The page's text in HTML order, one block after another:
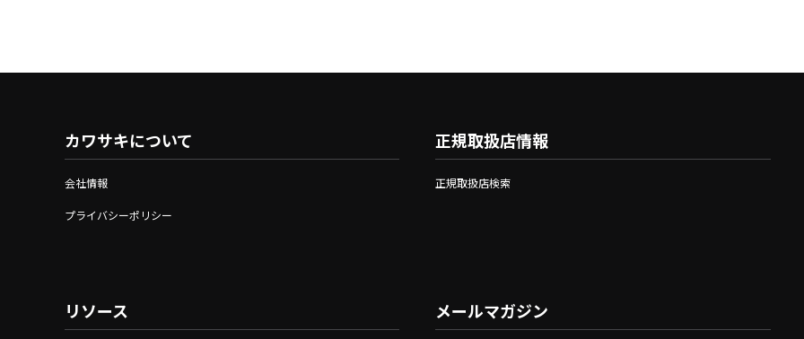
カワサキについて
会社情報
プライバシーポリシー
リソース
正規取扱店情報
正規取扱店検索
メールマガジン